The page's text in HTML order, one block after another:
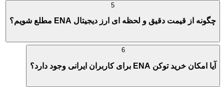
چگونه از قیمت دقیق و لحظه ای ارز دیجیتال ENA مطلع شویم؟
آیا امکان خرید توکن ENA برای کاربران ایرانی وجود دارد؟